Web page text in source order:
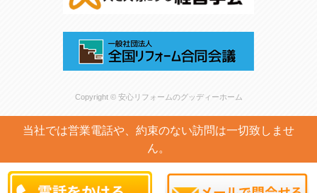
Copyright © 安心リフォームのグッディーホーム
当社では営業電話や、約束のない訪問は一切致しませ
ん。